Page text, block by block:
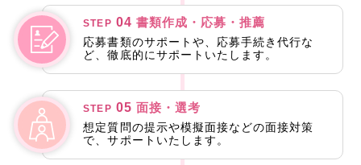
STEP 04 書類作成・応募・推薦
応募書類のサポートや、応募手続き代行な
ど、徹底的にサポートいたします。
STEP 05 面接・選考
想定質問の提示や模擬面接などの面接対策
で、サポートいたします。